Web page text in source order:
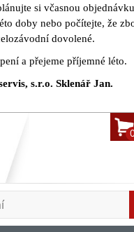
si včasnou
doby nebo počítejte, že
dovolené.
a přejeme příjemné léto.
s.r.o. Sklenář Jan.